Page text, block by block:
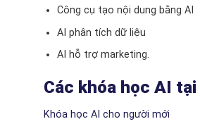
Công cụ tạo nội dung bằng AI
AI phân tích dữ liệu
AI hỗ trợ marketing.
Các khóa học AI
Khóa học AI cho người mới